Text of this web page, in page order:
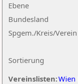
Ebene
Sortierung
Bundesland
Spgem./Kreis/Verein
Vereinslisten:Wien